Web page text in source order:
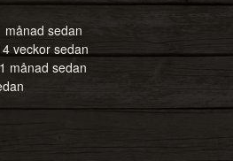
månad sedan
veckor sedan
månad sedan